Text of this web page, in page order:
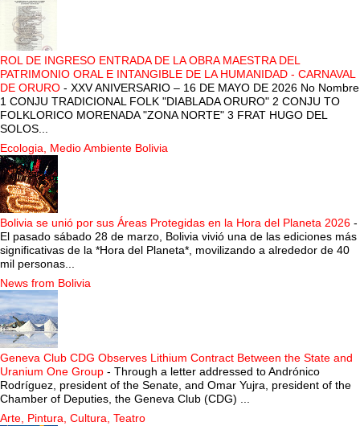
ROL DE INGRESO ENTRADA DE LA OBRA MAESTRA DEL
PATRIMONIO ORAL E INTANGIBLE DE LA HUMANIDAD - CARNAVAL
DE ORURO - XXV ANIVERSARIO – 16 DE MAYO DE 2026 No Nombre
1 CONJU TRADICIONAL FOLK "DIABLADA ORURO" 2 CONJU TO
FOLKLORICO MORENADA "ZONA NORTE" 3 FRAT HUGO DEL
SOLOS...
Ecologia, Medio Ambiente Bolivia
Bolivia se unió por sus Áreas Protegidas en la Hora del Planeta 2026 -
El pasado sábado 28 de marzo, Bolivia vivió una de las ediciones más
significativas de la *Hora del Planeta*, movilizando a alrededor de 40
mil personas...
News from Bolivia
Geneva Club CDG Observes Lithium Contract Between the State and
Uranium One Group - Through a letter addressed to Andrónico
Rodríguez, president of the Senate, and Omar Yujra, president of the
Chamber of Deputies, the Geneva Club (CDG) ...
Arte, Pintura, Cultura, Teatro